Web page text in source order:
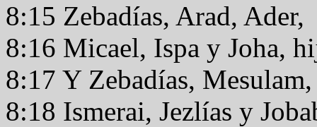
8:15 Zebadías, Arad, Ader,
8:16 Micael, Ispa y Joha,
8:17 Y Zebadías,
8:18 Ismerai, Jezlías y